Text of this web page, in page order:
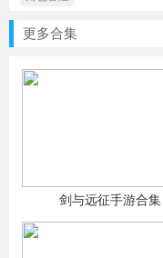
更多合集
剑与远征手游合集